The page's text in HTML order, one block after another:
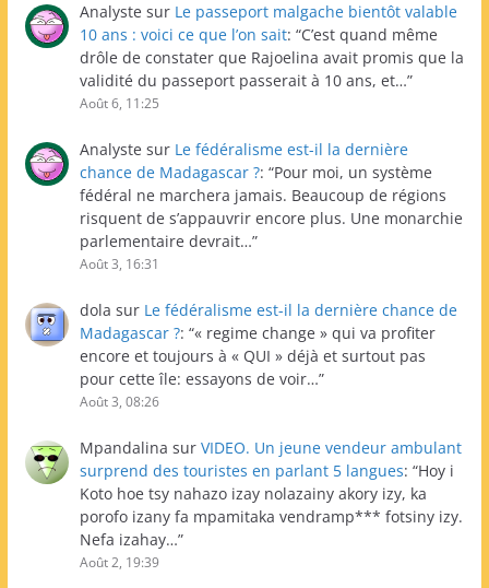
Analyste sur Le passeport malgache bientôt valable
10 ans : voici ce que l’on sait: “C’est quand même
drôle de constater que Rajoelina avait promis que la
validité du passeport passerait à 10 ans, et…”
Août 6, 11:25
Analyste sur Le fédéralisme est-il la dernière
chance de Madagascar ?: “Pour moi, un système
fédéral ne marchera jamais. Beaucoup de régions
risquent de s’appauvrir encore plus. Une monarchie
parlementaire devrait…”
Août 3, 16:31
dola sur Le fédéralisme est-il la dernière chance de
Madagascar ?: “« regime change » qui va profiter
encore et toujours à « QUI » déjà et surtout pas
pour cette île: essayons de voir…”
Août 3, 08:26
Mpandalina sur VIDEO. Un jeune vendeur ambulant
surprend des touristes en parlant 5 langues: “Hoy i
Koto hoe tsy nahazo izay nolazainy akory izy, ka
porofo izany fa mpamitaka vendramp*** fotsiny izy.
Nefa izahay…”
Août 2, 19:39